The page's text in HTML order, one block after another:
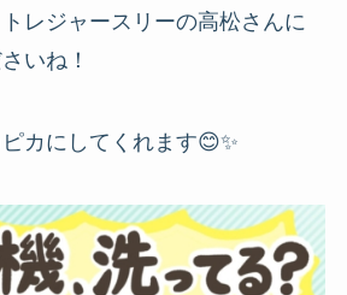
レジャースリーの高松さんに
いね！
カにしてくれます😊✨